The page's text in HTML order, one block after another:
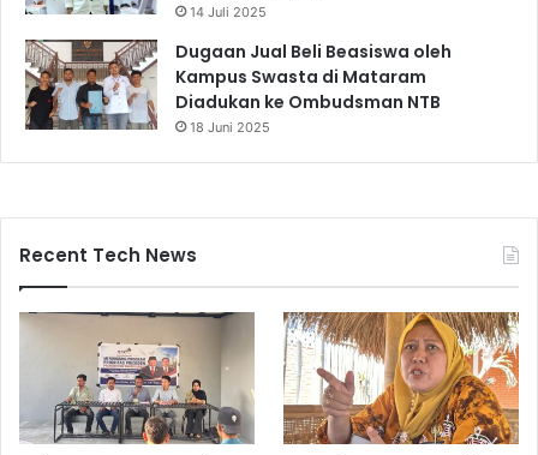
14 Juli 2025
Dugaan Jual Beli Beasiswa oleh
Kampus Swasta di Mataram
Diadukan ke Ombudsman NTB
18 Juni 2025
Recent Tech News